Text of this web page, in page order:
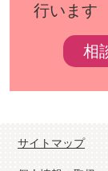
行います
相
サイトマップ